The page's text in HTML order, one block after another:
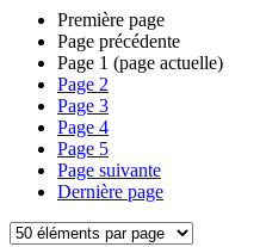
Première page
Page précédente
Page 1 (page actuelle)
Page 2
Page 3
Page 4
Page 5
Page suivante
Dernière page